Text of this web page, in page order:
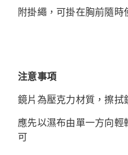
附掛繩，可掛在胸前隨時
注意事項
鏡片為壓克力材質，擦
應先以濕布由單一方向
可